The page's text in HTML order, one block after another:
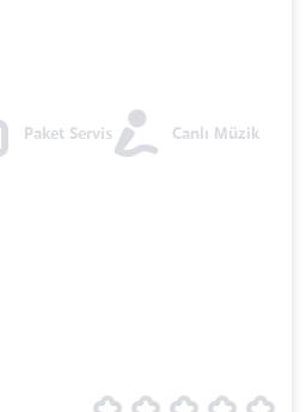
Paket Servis Canlı Müzik